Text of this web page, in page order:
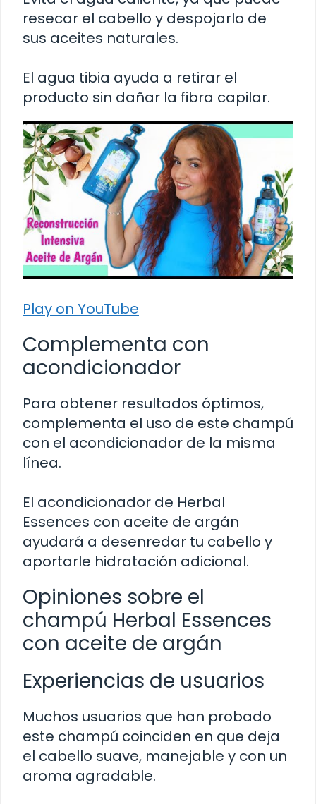
resecar el cabello y despojarlo de
sus aceites naturales.
El agua tibia ayuda a retirar el
producto sin dañar la fibra capilar.
Play on YouTube
Complementa con
acondicionador
Para obtener resultados óptimos,
complementa el uso de este champú
con el acondicionador de la misma
línea.
El acondicionador de Herbal
Essences con aceite de argán
ayudará a desenredar tu cabello y
aportarle hidratación adicional.
Opiniones sobre el
champú Herbal Essences
con aceite de argán
Experiencias de usuarios
Muchos usuarios que han probado
este champú coinciden en que deja
el cabello suave, manejable y con un
aroma agradable.